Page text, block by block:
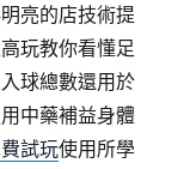
亮的店技術提
玩教你看懂足
球總數還用於
中藥補益身體
試玩使用所學